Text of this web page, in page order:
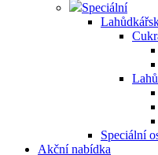
Speciální
Speciální
Akční nabídka